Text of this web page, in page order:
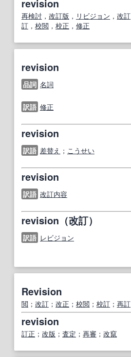
revision
再検討 ， 改訂版 ， リビジョン ， 改訂
訂 ， 校閲 ， 校正 ， 修正
revision
品詞 名詞
訳語 修正
revision
訳語 差替え ； こうせい
revision
訳語 改訂内容
revision（改訂）
訳語 レビジョン
Revision
閲 ； 改訂 ； 改正 ； 校閲 ； 校訂 ； 再訂
revision
訂正 ； 改版 ； 査定 ； 再審 ； 改竄